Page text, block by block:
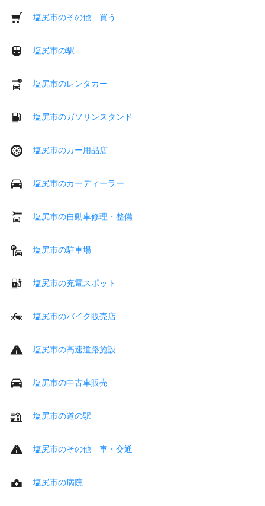
塩尻市のその他 買う
塩尻市の駅
塩尻市のレンタカー
塩尻市のガソリンスタンド
塩尻市のカー用品店
塩尻市のカーディーラー
塩尻市の自動車修理・整備
塩尻市の駐車場
塩尻市の充電スポット
塩尻市のバイク販売店
塩尻市の高速道路施設
塩尻市の中古車販売
塩尻市の道の駅
塩尻市のその他 車・交通
塩尻市の病院